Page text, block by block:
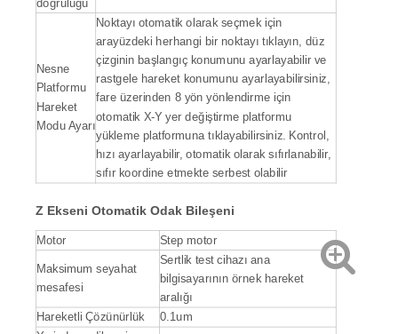
doğruluğu
Nesne
Platformu
Hareket
Modu Ayarı
Noktayı otomatik olarak seçmek için
arayüzdeki herhangi bir noktayı tıklayın, düz
çizginin başlangıç ​​konumunu ayarlayabilir ve
rastgele hareket konumunu ayarlayabilirsiniz,
fare üzerinden 8 yön yönlendirme için
otomatik X-Y yer değiştirme platformu
yükleme platformuna tıklayabilirsiniz. Kontrol,
hızı ayarlayabilir, otomatik olarak sıfırlanabilir,
sıfır koordine etmekte serbest olabilir
Z Ekseni Otomatik Odak Bileşeni
Motor Step motor
Maksimum seyahat
mesafesi
Sertlik test cihazı ana
bilgisayarının örnek hareket
aralığı
Hareketli Çözünürlük
0.1um